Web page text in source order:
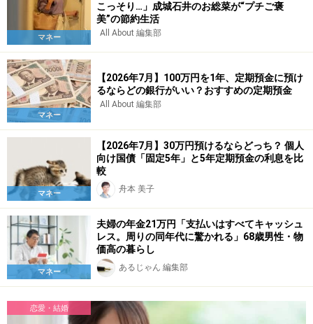
マネー
こっそり…」成城石井のお総菜が“プチご褒
美”の節約生活
All About 編集部
マネー
【2026年7月】100万円を1年、定期預金に預け
るならどの銀行がいい？おすすめの定期預金
All About 編集部
マネー
【2026年7月】30万円預けるならどっち？ 個人
向け国債「固定5年」と5年定期預金の利息を比
較
舟本 美子
マネー
夫婦の年金21万円「支払いはすべてキャッシュ
レス。周りの同年代に驚かれる」68歳男性・物
価高の暮らし
あるじゃん 編集部
恋愛・結婚